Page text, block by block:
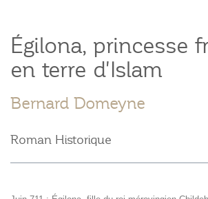
Égilona, princesse
en terre d'Islam
Bernard Domeyne
Roman Historique